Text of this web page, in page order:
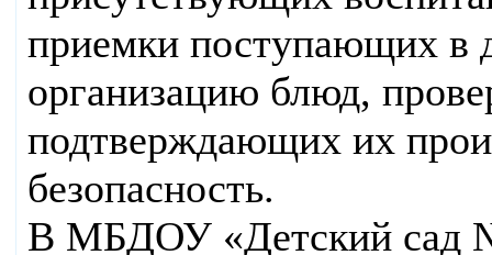
приемки поступающих в
организацию блюд,
подтверждающих их
безопасность.
В МБДОУ «Детский сад